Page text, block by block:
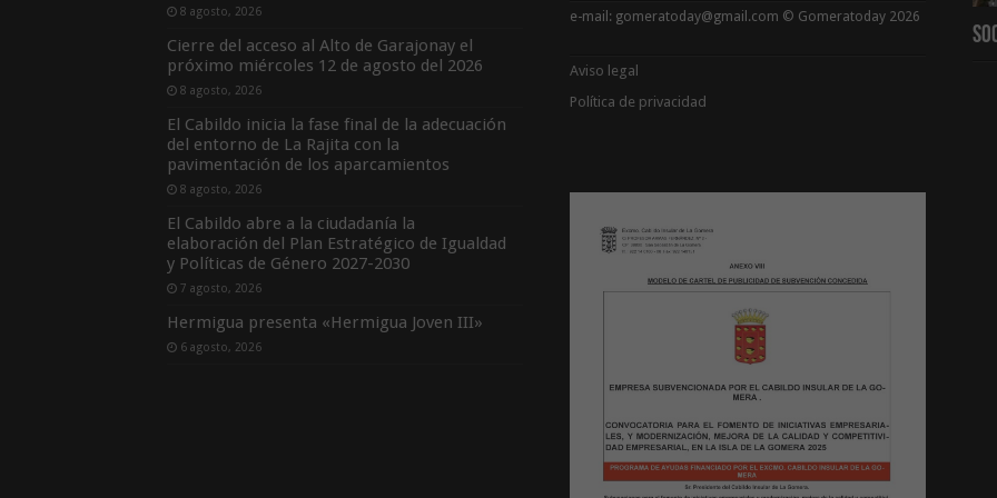
8 agosto, 2026
Cierre del acceso al Alto de Garajonay el
próximo miércoles 12 de agosto del 2026
8 agosto, 2026
El Cabildo inicia la fase final de la adecuación
del entorno de La Rajita con la
pavimentación de los aparcamientos
8 agosto, 2026
El Cabildo abre a la ciudadanía la
elaboración del Plan Estratégico de Igualdad
y Políticas de Género 2027-2030
7 agosto, 2026
Hermigua presenta «Hermigua Joven III»
6 agosto, 2026
e-mail: gomeratoday@gmail.com © Gomeratoday 2026
Aviso legal
Política de privacidad